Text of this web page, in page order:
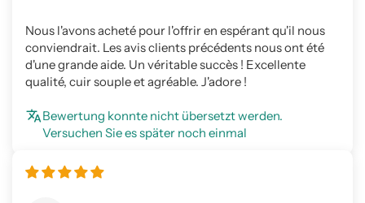
Nous l'avons acheté pour l'offrir en espérant qu'il nous
conviendrait. Les avis clients précédents nous ont été
d'une grande aide. Un véritable succès ! Excellente
qualité, cuir souple et agréable. J'adore !
Bewertung konnte nicht übersetzt werden.
Versuchen Sie es später noch einmal